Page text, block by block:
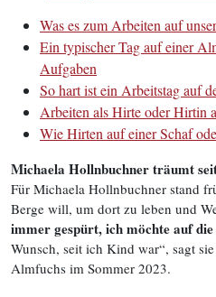
Was es zum Arbeiten auf
Ein typischer Tag auf einer
Aufgaben
So hart ist ein Arbeitstag auf
Arbeiten als Hirte oder Hirtin
Wie Hirten auf einer Schaf
Michaela Hollnbuchner träumt
Für Michaela Hollnbuchner stand
Berge will, um dort zu leben und
immer gespürt, ich möchte auf
Wunsch, seit ich Kind war“, sagt
Almfuchs im Sommer 2023.